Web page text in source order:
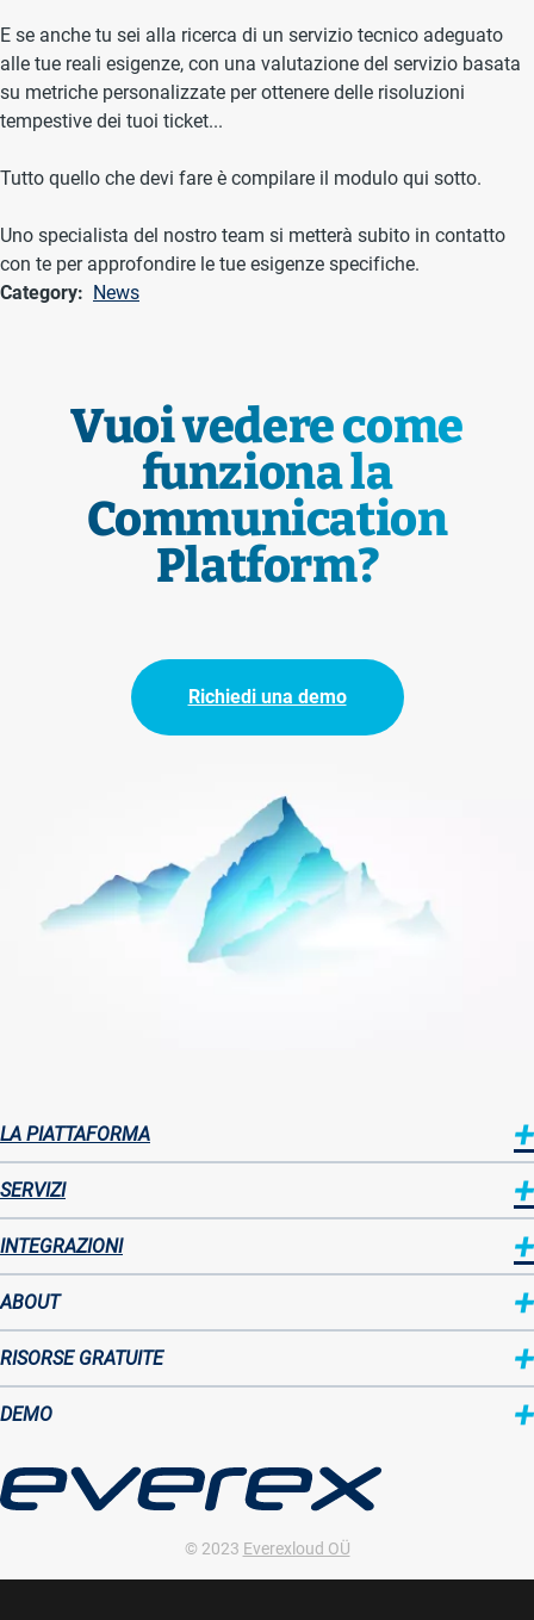
E se anche tu sei alla ricerca di un servizio tecnico adeguato
alle tue reali esigenze, con una valutazione del servizio basata
su metriche personalizzate per ottenere delle risoluzioni
tempestive dei tuoi ticket...
Tutto quello che devi fare è compilare il modulo qui sotto.
Uno specialista del nostro team si metterà subito in contatto
con te per approfondire le tue esigenze specifiche.
Category
News
Vuoi vedere come
funziona la
Communication
Platform?
Richiedi una demo
Sitemap
LA PIATTAFORMA
SERVIZI
INTEGRAZIONI
Sitemap
two
ABOUT
RISORSE GRATUITE
DEMO
© 2023 Everexloud OÜ